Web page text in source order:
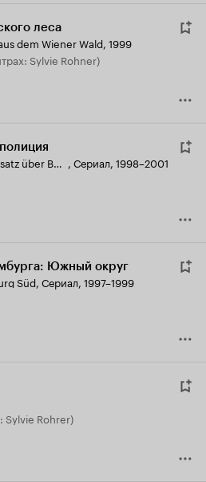
леса
dem Wiener Wald, 1999
Sylvie Rohner)
HeliCops - Einsatz über Berlin , Сериал, 1998–2001
Южный округ
Süd, Сериал, 1997–1999
Sylvie Rohrer)